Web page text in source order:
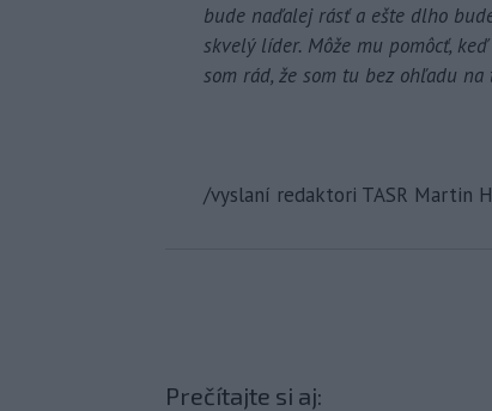
bude naďalej rásť a ešte dlho
skvelý líder. Môže mu pomôcť,
som rád, že som tu bez ohľadu na
/vyslaní redaktori TASR Martin
Prečítajte si aj: